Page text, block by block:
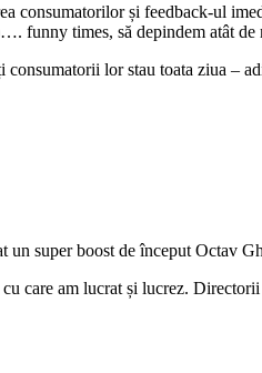
și feedback-ul
funny times, să depindem atât
lor stau toata ziua –
un super boost de început Octav
care am lucrat și lucrez.